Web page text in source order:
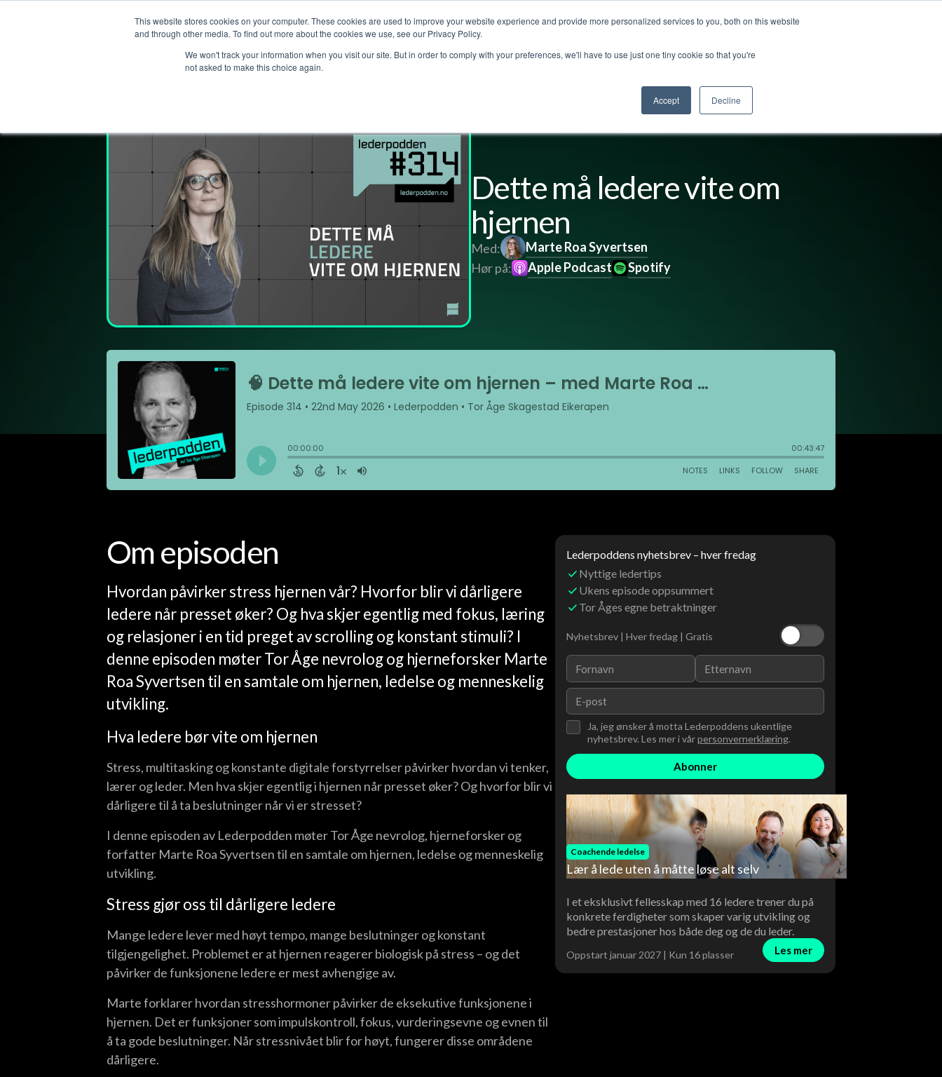
This website stores cookies on your computer. These cookies are used to improve your website experience and provide more personalized services to you, both on this website
and through other media. To find out more about the cookies we use, see our Privacy Policy.
We won't track your information when you visit our site. But in order to comply with your preferences, we'll have to use just one tiny cookie so that you're
not asked to make this choice again.
Accept Decline
Tjenester Kundehistorier Lederpodden Om oss Logg inn Kontakt oss
Dette må ledere vite om
hjernen
Med:
Marte Roa Syvertsen
Hør på:
Apple Podcast Spotify
Om episoden
Hvordan påvirker stress hjernen vår? Hvorfor blir vi dårligere
ledere når presset øker? Og hva skjer egentlig med fokus, læring
og relasjoner i en tid preget av scrolling og konstant stimuli? I
denne episoden møter Tor Åge nevrolog og hjerneforsker Marte
Roa Syvertsen til en samtale om hjernen, ledelse og menneskelig
utvikling.
Hva ledere bør vite om hjernen
Stress, multitasking og konstante digitale forstyrrelser påvirker hvordan vi tenker,
lærer og leder. Men hva skjer egentlig i hjernen når presset øker? Og hvorfor blir vi
dårligere til å ta beslutninger når vi er stresset?
I denne episoden av Lederpodden møter Tor Åge nevrolog, hjerneforsker og
forfatter Marte Roa Syvertsen til en samtale om hjernen, ledelse og menneskelig
utvikling.
Stress gjør oss til dårligere ledere
Mange ledere lever med høyt tempo, mange beslutninger og konstant
tilgjengelighet. Problemet er at hjernen reagerer biologisk på stress – og det
påvirker de funksjonene ledere er mest avhengige av.
Marte forklarer hvordan stresshormoner påvirker de eksekutive funksjonene i
hjernen. Det er funksjoner som impulskontroll, fokus, vurderingsevne og evnen til
å ta gode beslutninger. Når stressnivået blir for høyt, fungerer disse områdene
dårligere.
Lederpoddens nyhetsbrev – hver fredag
Nyttige ledertips
Ukens episode oppsummert
Tor Åges egne betraktninger
Nyhetsbrev | Hver fredag | Gratis
Ja, jeg ønsker å motta Lederpoddens ukentlige
nyhetsbrev. Les mer i vårpersonvernerklæring.
Coachende ledelse
Lær å lede uten å måtte løse alt selv
I et eksklusivt fellesskap med 16 ledere trener du på
konkrete ferdigheter som skaper varig utvikling og
bedre prestasjoner hos både deg og de du leder.
Oppstart januar 2027 | Kun 16 plasser Les mer